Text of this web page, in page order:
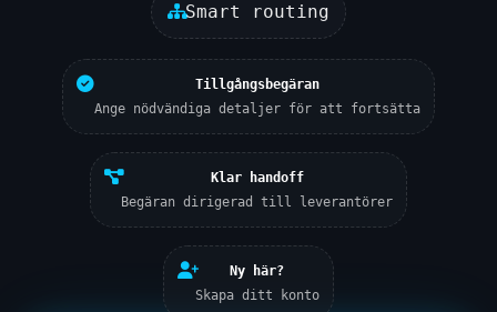
Smart routing
Tillgångsbegäran
Ange nödvändiga detaljer för att fortsätta
Klar handoff
Begäran dirigerad till leverantörer
Ny här?
Skapa ditt konto